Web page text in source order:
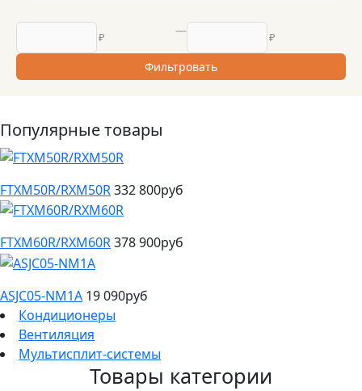
₽ — ₽
Фильтровать
Популярные товары
FTXM50R/RXM50R332 800руб
FTXM60R/RXM60R378 900руб
ASJC05-NM1A 19 090руб
Кондиционеры
Вентиляция
Мультисплит-системы
Товары категории